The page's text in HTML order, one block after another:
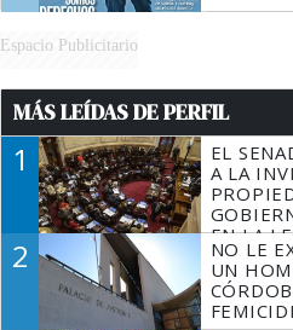
Espacio Publicitario
MÁS LEÍDAS DE PERFIL
1
EL
A LA
EN LA
FUEGO
2
NO LE
UN